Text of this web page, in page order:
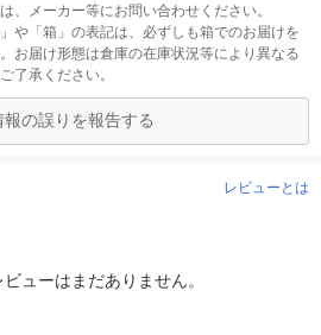
、メーカー等にお問い合わせください。
や「箱」の表記は、必ずしも箱でのお届けを
お届け形態は倉庫の在庫状況等により異なる
了承ください。
報の誤りを報告する
レビューとは
ューはまだありません。